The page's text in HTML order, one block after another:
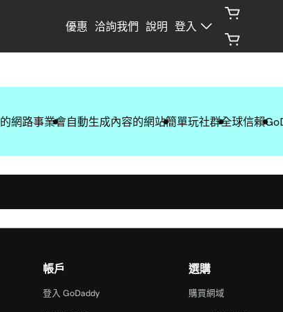
優惠 洽詢我們 說明 登入
網路事業會自動生成內容的網站簡單玩社群全球信賴
帳戶
登入 GoDaddy
選購
購買網域